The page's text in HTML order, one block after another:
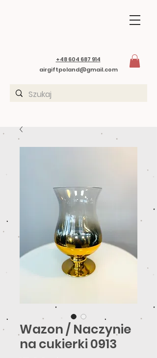
+48 604 687 914
airgiftpoland@gmail.com
Wazon / Naczynie
na cukierki 0913